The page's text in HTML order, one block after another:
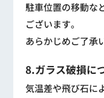
駐車位置の移動な
ございます。
あらかじめご了承
8.ガラス破損に
気温差や飛び石に